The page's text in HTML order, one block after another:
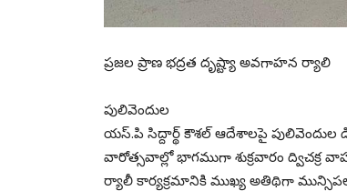
ప్రజల ప్రాణ భద్రత దృష్ట్యా అవగాహన ర్యాలి
పులివెందుల
యస్.పి సిద్దార్థ్ కౌశల్ ఆదేశాలపై
వారోత్సవాల్లో భాగముగా శుక్రవారం ద్విచక్ర
ర్యాలీ కార్యక్రమానికి ముఖ్య అతిథిగా